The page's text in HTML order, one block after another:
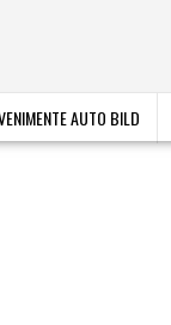
AUTO BILD